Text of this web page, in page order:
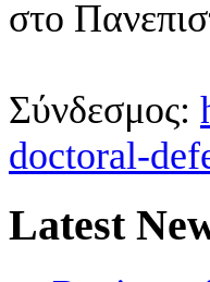
στο
Σύνδεσμος:
doctoral-
Latest